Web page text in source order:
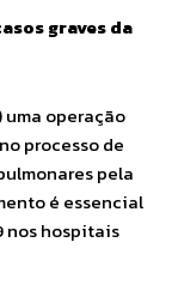
graves da
operação
processo de
pela
é essencial
nos hospitais